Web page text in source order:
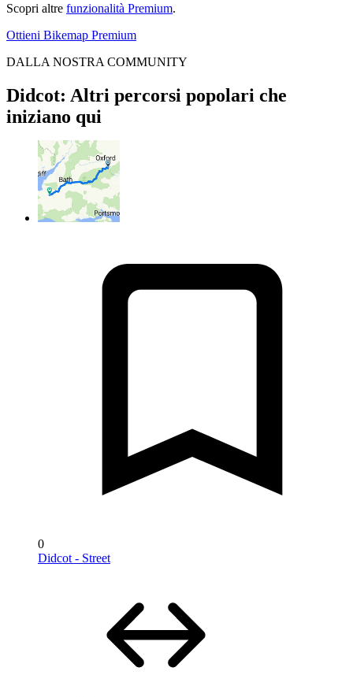
Scopri altre funzionalità Premium.
Ottieni Bikemap Premium
DALLA NOSTRA COMMUNITY
Didcot: Altri percorsi popolari che
iniziano qui
0
Didcot - Street